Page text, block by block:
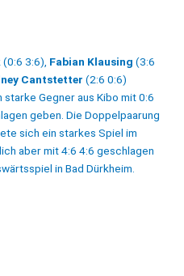
(0:6 3:6), Fabian Klausing (3:6
Cantstetter (2:6 0:6)
Gegner aus Kibo mit 0:6
geben. Die Doppelpaarung
sich ein starkes Spiel im
aber mit 4:6 4:6 geschlagen
in Bad Dürkheim.